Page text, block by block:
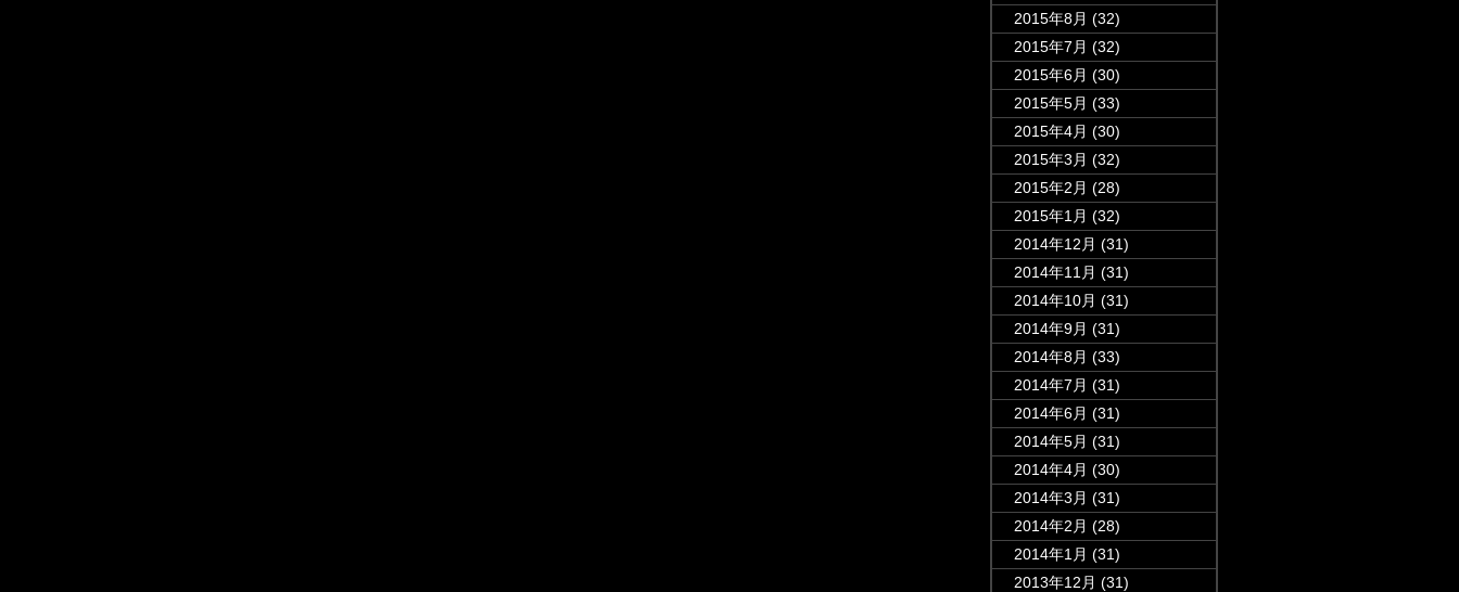
2015年8月 (32)
2015年7月 (32)
2015年6月 (30)
2015年5月 (33)
2015年4月 (30)
2015年3月 (32)
2015年2月 (28)
2015年1月 (32)
2014年12月 (31)
2014年11月 (31)
2014年10月 (31)
2014年9月 (31)
2014年8月 (33)
2014年7月 (31)
2014年6月 (31)
2014年5月 (31)
2014年4月 (30)
2014年3月 (31)
2014年2月 (28)
2014年1月 (31)
2013年12月 (31)